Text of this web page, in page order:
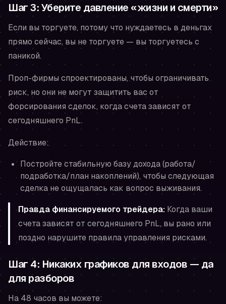
Шаг 3: Уберите давление «жизни и смерти»
Если вы торгуете, потому что нуждаетесь в деньгах
прямо сейчас, вы не торгуете — вы торгуетесь с
паникой.
Проп-фирмы спроектированы, чтобы ограничивать
риск, но они не могут защитить вас от
форсирования сделок, когда счета зависят от
сегодняшнего PnL.
Действие:
Постройте стабильную базу дохода (работа/
подработка/план накоплений), чтобы следующая
сделка не ощущалась как вопрос выживания.
Правда финансируемого трейдера: Когда ваши
счета зависят от сегодняшнего PnL, вы рано или
поздно нарушите правила управления рисками.
Шаг 4: Никаких графиков для входов — да
для разборов
На 48 часов вы можете: